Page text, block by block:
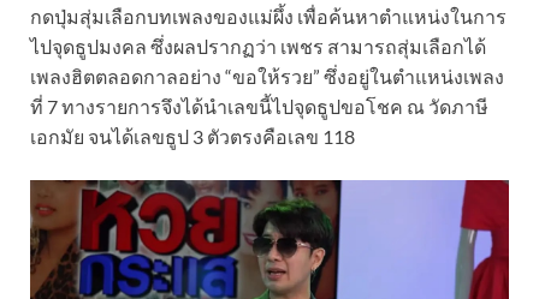
กดปุ่มสุ่มเลือกบทเพลงของแม่ผึ้ง เพื่อค้นหาตำแหน่งในการ
ไปจุดธูปมงคล ซึ่งผลปรากฏว่า เพชร สามารถสุ่มเลือกได้
เพลงฮิตตลอดกาลอย่าง “ขอให้รวย” ซึ่งอยู่ในตำแหน่งเพลง
ที่ 7 ทางรายการจึงได้นำเลขนี้ไปจุดธูปขอโชค ณ วัดภาษี
เอกมัย จนได้เลขธูป 3 ตัวตรงคือเลข 118